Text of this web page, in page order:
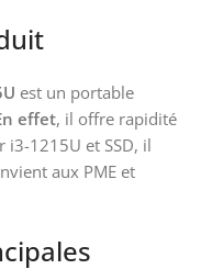
est un portable
effet, il offre rapidité
i3-1215U et SSD, il
aux PME et